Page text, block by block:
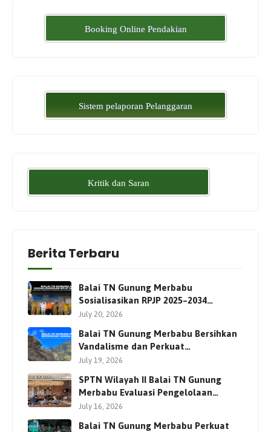
Booking Online Pendakian
Sistem pelaporan Pelanggaran
Kritik dan Saran
Berita Terbaru
Balai TN Gunung Merbabu
Sosialisasikan RPJP 2025–2034
Bersama Para Pemangku
July 20, 2026
Balai TN Gunung Merbabu Bersihkan
Vandalisme dan Perkuat
Pengamanan Jalur Pendakian
July 19, 2026
SPTN Wilayah II Balai TN Gunung
Merbabu Evaluasi Pengelolaan
Wisata Pendakian Bersama Mitra
July 16, 2026
Balai TN Gunung Merbabu Perkuat